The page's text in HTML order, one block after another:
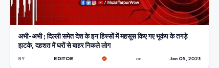
अभी-अभी ; दिल्ली समेत देश के इन हिस्सों में महसूस किए गए भूकंप के तगड़े
झटके, दहशत में घरों से बाहर निकले लोग
BY EDITOR on Jan 05, 2023